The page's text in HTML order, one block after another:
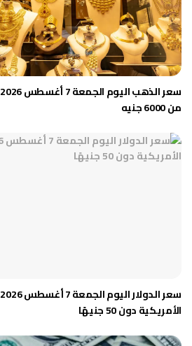
من 6000 جنيه
الأمريكية دون 50 جنيهًا